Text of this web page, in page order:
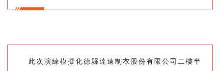
此次演練模擬化德縣達遠制衣股份有限公司二樓半